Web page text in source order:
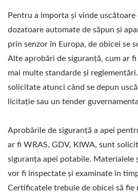
Pentru a importa și vinde
dozatoare automate de săpun și
prin senzor în Europa, de obicei se
Alte aprobări de siguranță, cum ar
mai multe standarde și
solicitate atunci când se depun
licitație sau un tender
Aprobările de siguranță a apei
ar fi WRAS, GDV, KIWA, sunt
siguranța apei potabile.
vor fi inspectate și examinate în
Certificatele trebuie de obicei să